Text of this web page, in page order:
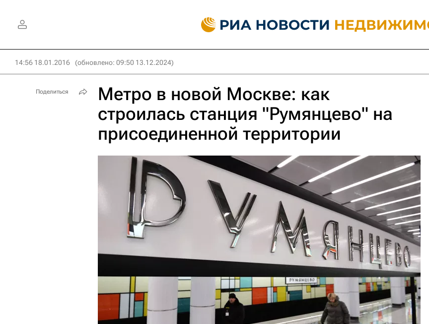
14:56 18.01.2016 (обновлено: 09:50 13.12.2024)
Метро в новой Москве: как
строилась станция "Румянцево" на
присоединенной территории
Поделиться